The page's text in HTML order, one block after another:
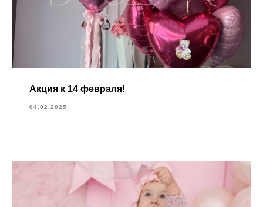
Акция к 14 февраля!
04.02.2025